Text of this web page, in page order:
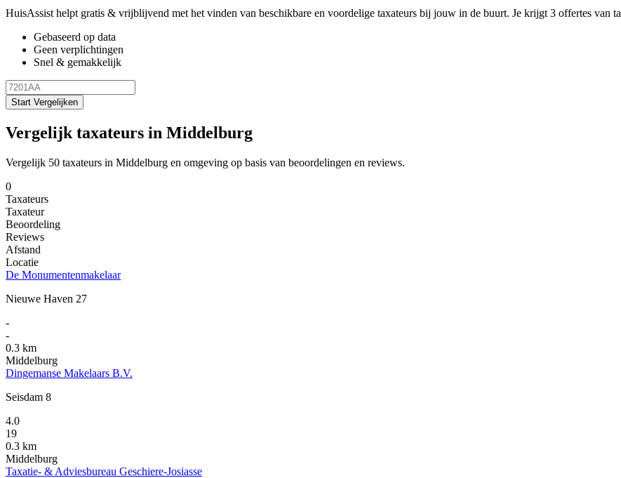
HuisAssist helpt gratis & vrijblijvend met het vinden van beschikbare en voordelige taxateurs bij jouw in de buurt. Je krijgt 3 offertes van
Gebaseerd op data
Geen verplichtingen
Snel & gemakkelijk
Start Vergelijken
Vergelijk taxateurs in Middelburg
Vergelijk 50 taxateurs in Middelburg en omgeving op basis van beoordelingen en reviews.
0
Taxateurs
Taxateur
Beoordeling
Reviews
Afstand
Locatie
De Monumentenmakelaar
Nieuwe Haven 27
-
-
0.3 km
Middelburg
Dingemanse Makelaars B.V.
Seisdam 8
4.0
19
0.3 km
Middelburg
Taxatie- & Adviesbureau Geschiere-Josiasse